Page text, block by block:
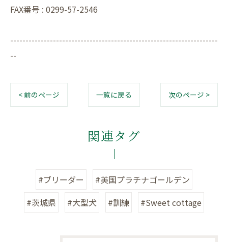
FAX番号 : 0299-57-2546
--------------------------------------------------------------------
--
< 前のページ 一覧に戻る 次のページ >
関連タグ
#ブリーダー
#英国プラチナゴールデン
#茨城県
#大型犬 #訓練 #Sweet cottage